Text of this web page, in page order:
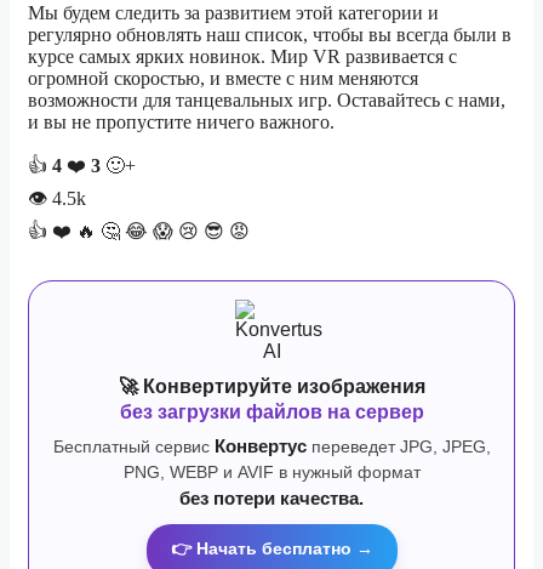
Мы будем следить за развитием этой категории и
регулярно обновлять наш список, чтобы вы всегда были в
курсе самых ярких новинок. Мир VR развивается с
огромной скоростью, и вместе с ним меняются
возможности для танцевальных игр. Оставайтесь с нами,
и вы не пропустите ничего важного.
👍 4 ❤️ 3 🙂+
👁 4.5k
👍 ❤️ 🔥 🤔 😂 😱 😢 😎 😡
🚀 Конвертируйте изображения
без загрузки файлов на сервер
Бесплатный сервис Конвертуспереведет JPG, JPEG,
PNG, WEBP и AVIF в нужный формат
без потери качества.
👉 Начать бесплатно →